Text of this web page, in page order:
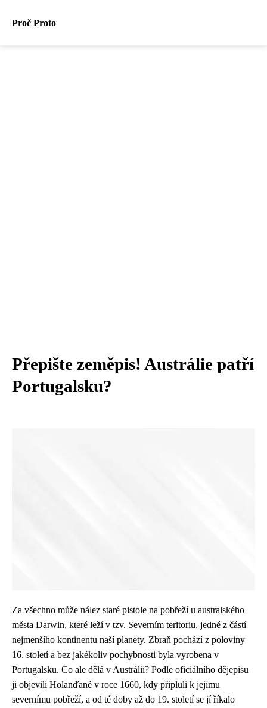
Proč Proto
Přepište zeměpis! Austrálie patří
Portugalsku?
Za všechno může nález staré pistole na pobřeží u australského
města Darwin, které leží v tzv. Severním teritoriu, jedné z částí
nejmenšího kontinentu naší planety. Zbraň pochází z poloviny
16. století a bez jakékoliv pochybnosti byla vyrobena v
Portugalsku. Co ale dělá v Austrálii? Podle oficiálního dějepisu
ji objevili Holanďané v roce 1660, kdy připluli k jejímu
severnímu pobřeží, a od té doby až do 19. století se jí říkalo